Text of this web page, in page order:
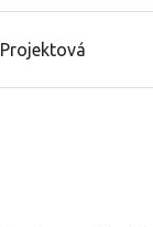
Projektová